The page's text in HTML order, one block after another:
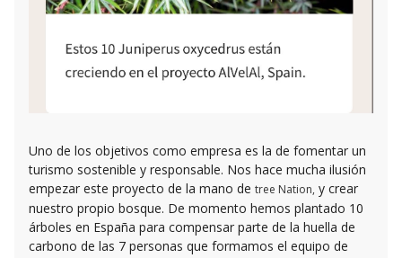
Uno de los objetivos como empresa es la de fomentar un
turismo sostenible y responsable. Nos hace mucha ilusión
empezar este proyecto de la mano de tree Nation, y crear
nuestro propio bosque. De momento hemos plantado 10
árboles en España para compensar parte de la huella de
carbono de las 7 personas que formamos el equipo de